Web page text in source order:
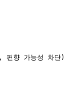
편향 가능성 차단)